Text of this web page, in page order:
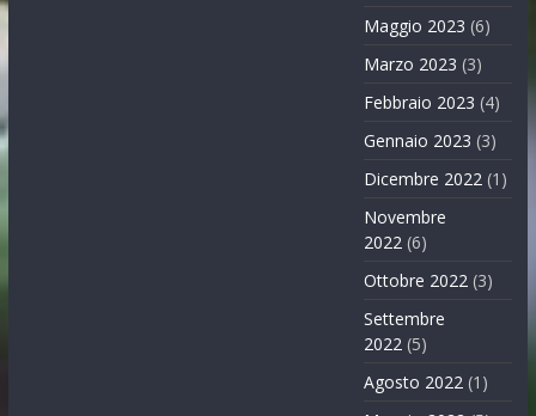
Maggio 2023 (6)
Marzo 2023 (3)
Febbraio 2023 (4)
Gennaio 2023 (3)
Dicembre 2022 (1)
Novembre
2022 (6)
Ottobre 2022 (3)
Settembre
2022 (5)
Agosto 2022 (1)